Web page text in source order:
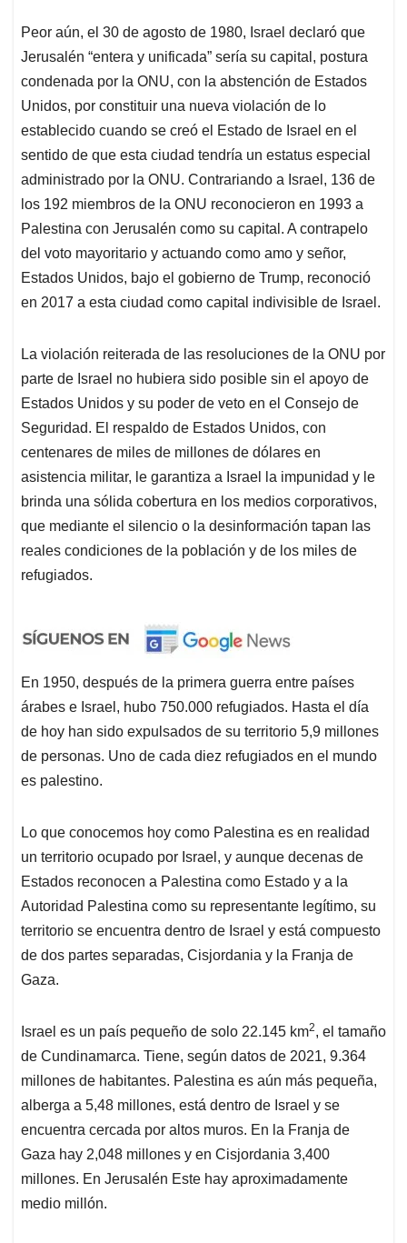
Peor aún, el 30 de agosto de 1980, Israel declaró que
Jerusalén “entera y unificada” sería su capital, postura
condenada por la ONU, con la abstención de Estados
Unidos, por constituir una nueva violación de lo
establecido cuando se creó el Estado de Israel en el
sentido de que esta ciudad tendría un estatus especial
administrado por la ONU. Contrariando a Israel, 136 de
los 192 miembros de la ONU reconocieron en 1993 a
Palestina con Jerusalén como su capital. A contrapelo
del voto mayoritario y actuando como amo y señor,
Estados Unidos, bajo el gobierno de Trump, reconoció
en 2017 a esta ciudad como capital indivisible de Israel.
La violación reiterada de las resoluciones de la ONU por
parte de Israel no hubiera sido posible sin el apoyo de
Estados Unidos y su poder de veto en el Consejo de
Seguridad. El respaldo de Estados Unidos, con
centenares de miles de millones de dólares en
asistencia militar, le garantiza a Israel la impunidad y le
brinda una sólida cobertura en los medios corporativos,
que mediante el silencio o la desinformación tapan las
reales condiciones de la población y de los miles de
refugiados.
En 1950, después de la primera guerra entre países
árabes e Israel, hubo 750.000 refugiados. Hasta el día
de hoy han sido expulsados de su territorio 5,9 millones
de personas. Uno de cada diez refugiados en el mundo
es palestino.
Lo que conocemos hoy como Palestina es en realidad
un territorio ocupado por Israel, y aunque decenas de
Estados reconocen a Palestina como Estado y a la
Autoridad Palestina como su representante legítimo, su
territorio se encuentra dentro de Israel y está compuesto
de dos partes separadas, Cisjordania y la Franja de
Gaza.
Israel es un país pequeño de solo 22.145 km2, el tamaño
de Cundinamarca. Tiene, según datos de 2021, 9.364
millones de habitantes. Palestina es aún más pequeña,
alberga a 5,48 millones, está dentro de Israel y se
encuentra cercada por altos muros. En la Franja de
Gaza hay 2,048 millones y en Cisjordania 3,400
millones. En Jerusalén Este hay aproximadamente
medio millón.